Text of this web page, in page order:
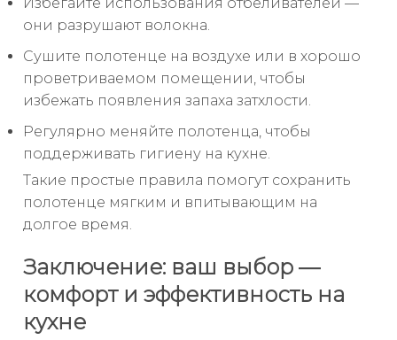
они разрушают волокна.
Сушите полотенце на воздухе или в хорошо
проветриваемом помещении, чтобы
избежать появления запаха затхлости.
Регулярно меняйте полотенца, чтобы
поддерживать гигиену на кухне.
Такие простые правила помогут сохранить
полотенце мягким и впитывающим на
долгое время.
Заключение: ваш выбор —
комфорт и эффективность на
кухне